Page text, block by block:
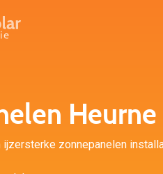
Heurne
ijzersterke zonnepanelen